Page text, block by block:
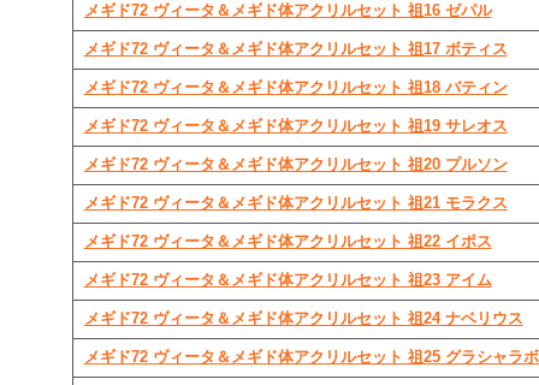
メギド72 ヴィータ＆メギド体アクリルセット 祖16 ゼパル
メギド72 ヴィータ＆メギド体アクリルセット 祖17 ボティス
メギド72 ヴィータ＆メギド体アクリルセット 祖18 バティン
メギド72 ヴィータ＆メギド体アクリルセット 祖19 サレオス
メギド72 ヴィータ＆メギド体アクリルセット 祖20 プルソン
メギド72 ヴィータ＆メギド体アクリルセット 祖21 モラクス
メギド72 ヴィータ＆メギド体アクリルセット 祖22 イポス
メギド72 ヴィータ＆メギド体アクリルセット 祖23 アイム
メギド72 ヴィータ＆メギド体アクリルセット 祖24 ナベリウス
メギド72 ヴィータ＆メギド体アクリルセット 祖25 グラシャラ